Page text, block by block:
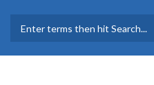
FORMULARIO DE
BÚSQUEDA